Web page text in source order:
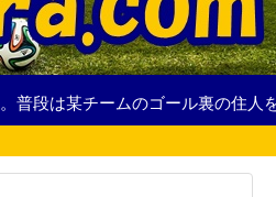
段は某チームのゴール裏の住人